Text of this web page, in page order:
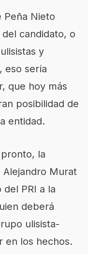
Peña Nieto
candidato, o
y
eso sería
que hoy más
posibilidad de
entidad.
la
Alejandro Murat
del PRI a la
deberá
ulisista-
en los hechos.